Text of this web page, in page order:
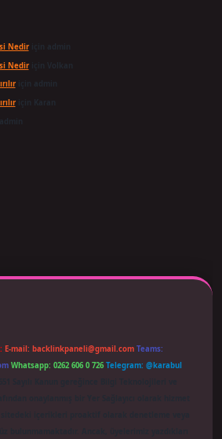
Nediriçin
Nediriçin
için
için
E-mail: backlinkpaneli@gmail.com Teams:
Whatsapp: 0262 606 0 726 Telegram: @karabul